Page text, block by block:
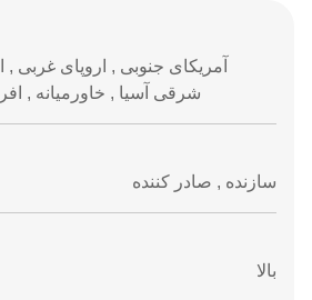
آمریکای جنوبی , اروپای
شرقی آسیا , خاورمیانه ,
سازنده , صادر کننده
بالا